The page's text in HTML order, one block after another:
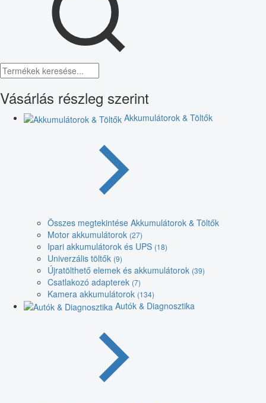
Vásárlás részleg szerint
Akkumulátorok & Töltők
Összes megtekintése Akkumulátorok & Töltők
Motor akkumulátorok (27)
Ipari akkumulátorok és UPS (18)
Univerzális töltők (9)
Újratölthető elemek és akkumulátorok (39)
Csatlakozó adapterek (7)
Kamera akkumulátorok (134)
Autók & Diagnosztika